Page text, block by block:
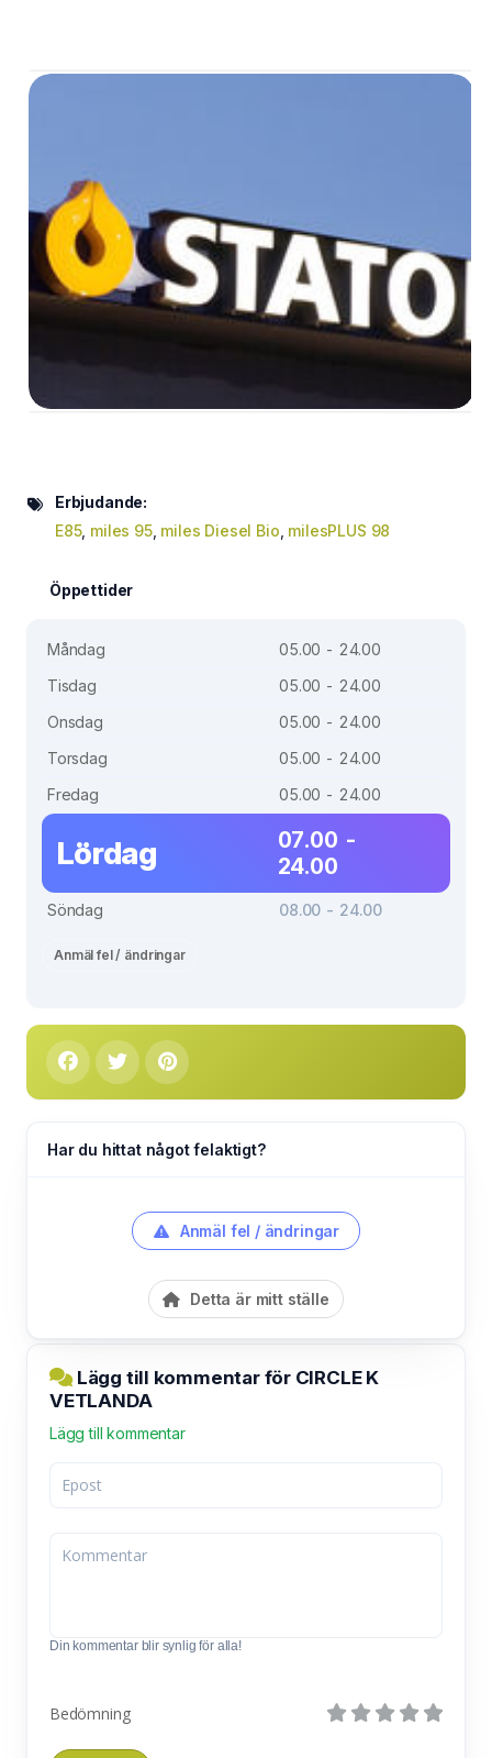
Erbjudande:
E85, miles 95, miles Diesel Bio milesPLUS 98
Öppettider
Måndag
05.00 - 24.00
Tisdag
05.00 - 24.00
Onsdag
05.00 - 24.00
Torsdag
05.00 - 24.00
Fredag
05.00 - 24.00
Lördag
07.00 -
24.00
Söndag 08.00 - 24.00
Anmäl fel / ändringar
Har du hittat något felaktigt?
Anmäl fel / ändringar
Detta är mitt ställe
Lägg till kommentar för CIRCLE K
VETLANDA
Lägg till kommentar
Din kommentar blir synlig för alla!
Bedömning